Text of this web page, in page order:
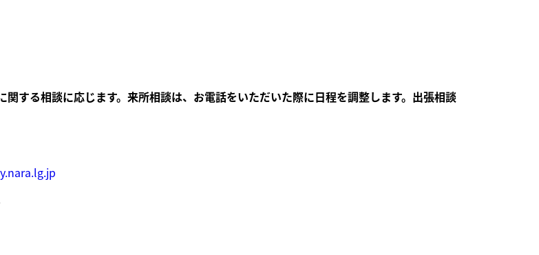
する相談に応じます。来所相談は、お電話をいただいた際に日程を調整します。 出張相談